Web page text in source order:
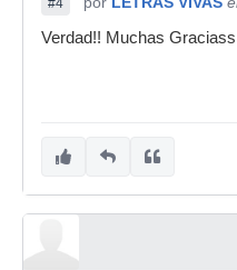
#4
Verdad!! Muchas Graciass